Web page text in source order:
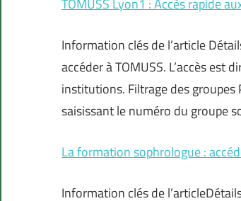
TOMUSS Lyon1 : Accès rapide
Information clés de l’article
accéder à TOMUSS. L’accès
institutions. Filtrage des
saisissant le numéro du groupe
La formation sophrologue :
Information clés de